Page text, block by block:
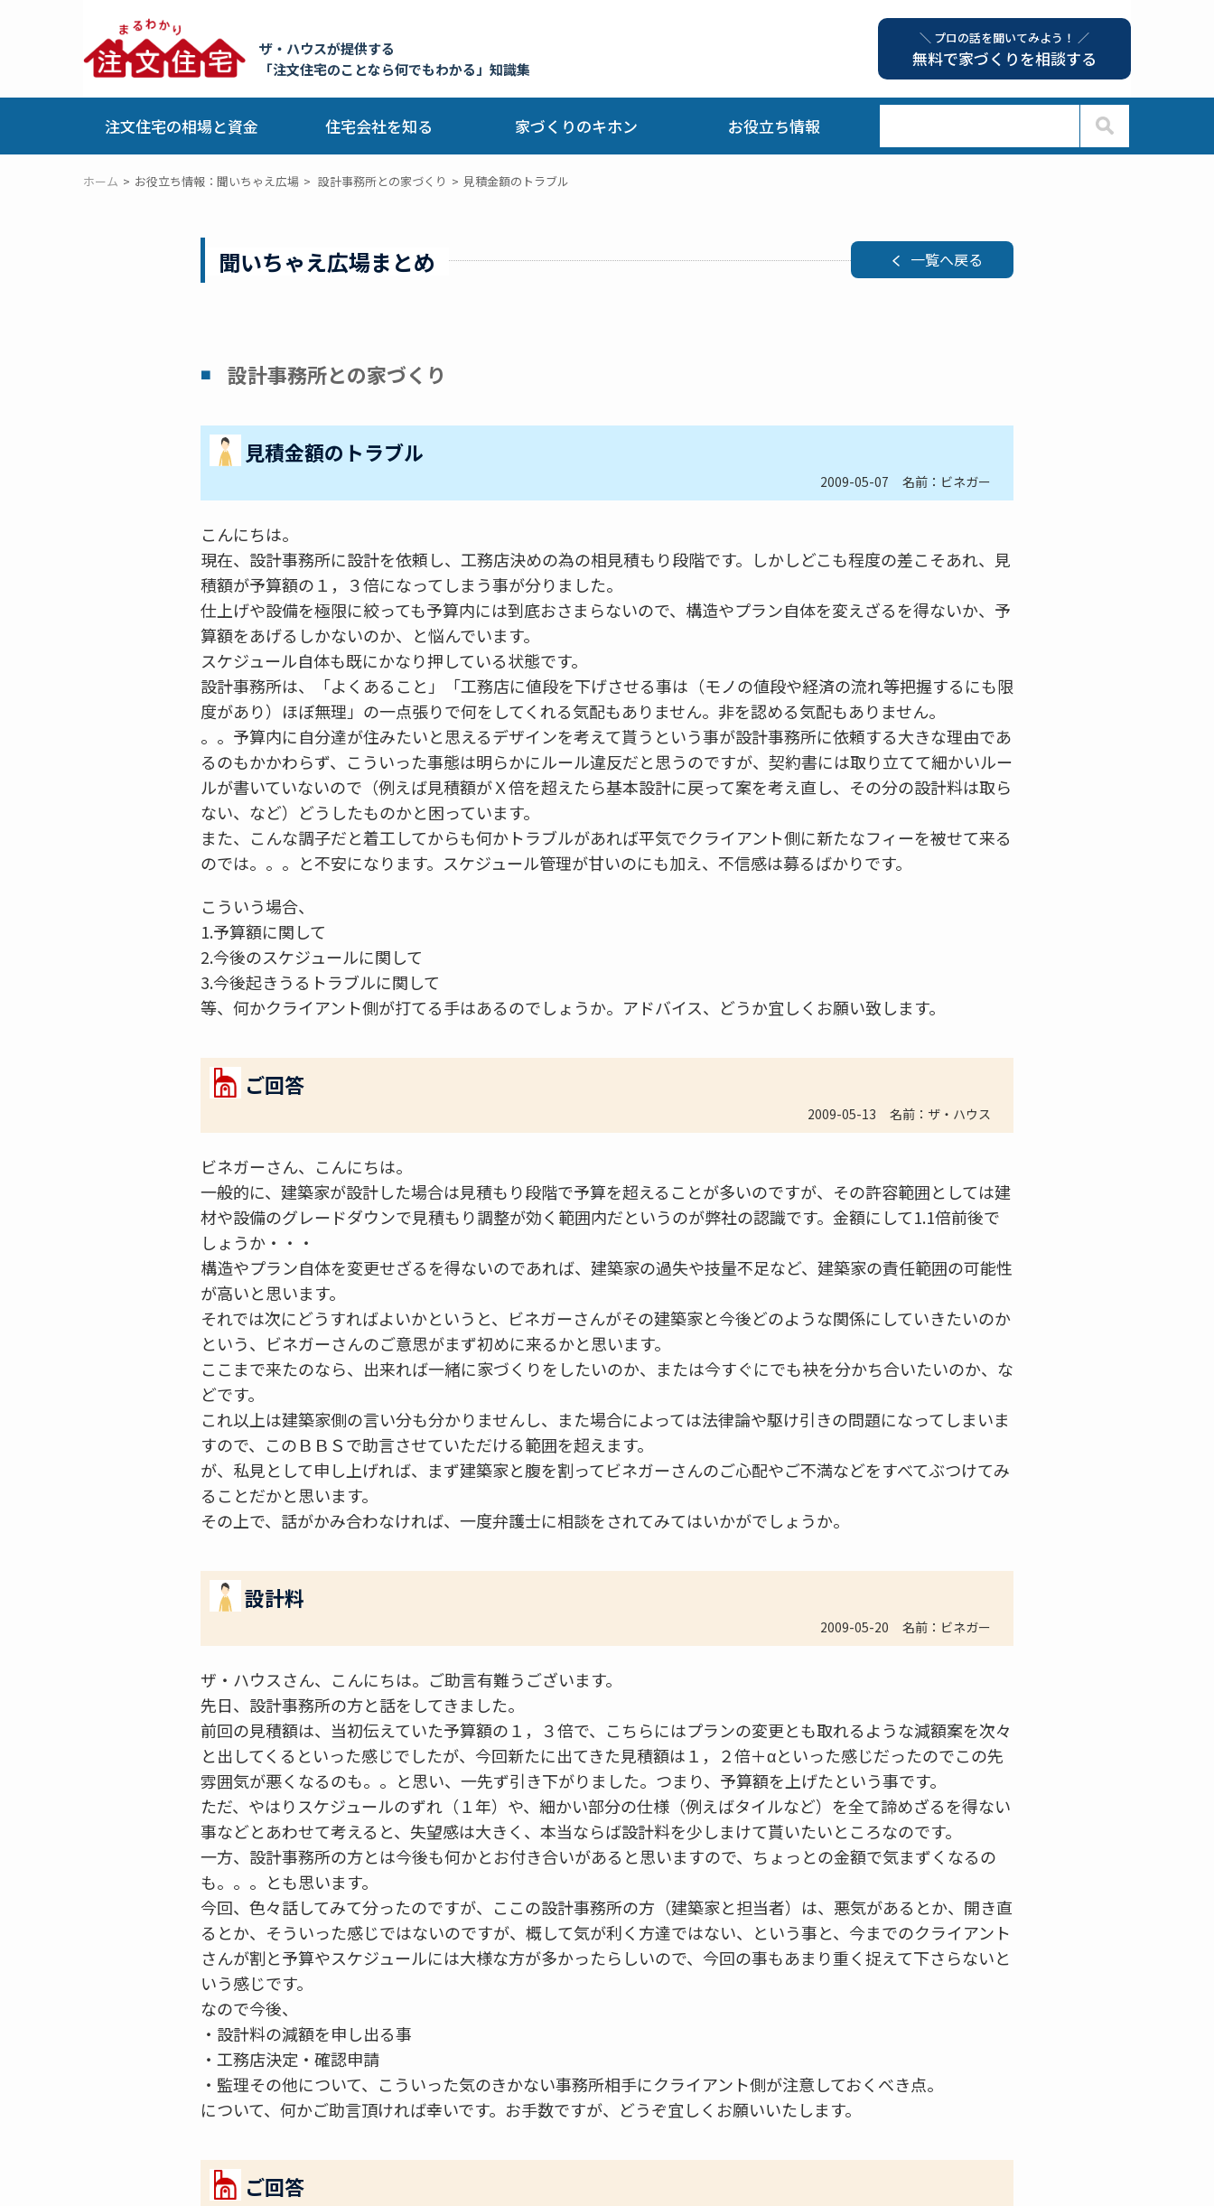
ザ・ハウスが提供する
「注文住宅のことなら何でもわかる」知識集
＼ プロの話を聞いてみよう！ ／
無料で家づくりを相談する
注文住宅の相場と資金 住宅会社を知る 家づくりのキホン お役立ち情報
ホーム お役立ち情報：聞いちゃえ広場 設計事務所との家づくり 見積金額のトラブル
聞いちゃえ広場まとめ 一覧へ戻る
設計事務所との家づくり
見積金額のトラブル
2009-05-07 名前：ビネガー
こんにちは。
現在、設計事務所に設計を依頼し、工務店決めの為の相見積もり段階です。しかしどこも程度の差こそあれ、見
積額が予算額の１，３倍になってしまう事が分りました。
仕上げや設備を極限に絞っても予算内には到底おさまらないので、構造やプラン自体を変えざるを得ないか、予
算額をあげるしかないのか、と悩んでいます。
スケジュール自体も既にかなり押している状態です。
設計事務所は、「よくあること」「工務店に値段を下げさせる事は（モノの値段や経済の流れ等把握するにも限
度があり）ほぼ無理」の一点張りで何をしてくれる気配もありません。非を認める気配もありません。
。。予算内に自分達が住みたいと思えるデザインを考えて貰うという事が設計事務所に依頼する大きな理由であ
るのもかかわらず、こういった事態は明らかにルール違反だと思うのですが、契約書には取り立てて細かいルー
ルが書いていないので（例えば見積額がＸ倍を超えたら基本設計に戻って案を考え直し、その分の設計料は取ら
ない、など）どうしたものかと困っています。
また、こんな調子だと着工してからも何かトラブルがあれば平気でクライアント側に新たなフィーを被せて来る
のでは。。。と不安になります。スケジュール管理が甘いのにも加え、不信感は募るばかりです。
こういう場合、
1.予算額に関して
2.今後のスケジュールに関して
3.今後起きうるトラブルに関して
等、何かクライアント側が打てる手はあるのでしょうか。アドバイス、どうか宜しくお願い致します。
ご回答
2009-05-13 名前：ザ・ハウス
ビネガーさん、こんにちは。
一般的に、建築家が設計した場合は見積もり段階で予算を超えることが多いのですが、その許容範囲としては建
材や設備のグレードダウンで見積もり調整が効く範囲内だというのが弊社の認識です。金額にして1.1倍前後で
しょうか・・・
構造やプラン自体を変更せざるを得ないのであれば、建築家の過失や技量不足など、建築家の責任範囲の可能性
が高いと思います。
それでは次にどうすればよいかというと、ビネガーさんがその建築家と今後どのような関係にしていきたいのか
という、ビネガーさんのご意思がまず初めに来るかと思います。
ここまで来たのなら、出来れば一緒に家づくりをしたいのか、または今すぐにでも袂を分かち合いたいのか、な
どです。
これ以上は建築家側の言い分も分かりませんし、また場合によっては法律論や駆け引きの問題になってしまいま
すので、このＢＢＳで助言させていただける範囲を超えます。
が、私見として申し上げれば、まず建築家と腹を割ってビネガーさんのご心配やご不満などをすべてぶつけてみ
ることだかと思います。
その上で、話がかみ合わなければ、一度弁護士に相談をされてみてはいかがでしょうか。
設計料
2009-05-20 名前：ビネガー
ザ・ハウスさん、こんにちは。ご助言有難うございます。
先日、設計事務所の方と話をしてきました。
前回の見積額は、当初伝えていた予算額の１，３倍で、こちらにはプランの変更とも取れるような減額案を次々
と出してくるといった感じでしたが、今回新たに出てきた見積額は１，２倍＋αといった感じだったのでこの先
雰囲気が悪くなるのも。。と思い、一先ず引き下がりました。つまり、予算額を上げたという事です。
ただ、やはりスケジュールのずれ（１年）や、細かい部分の仕様（例えばタイルなど）を全て諦めざるを得ない
事などとあわせて考えると、失望感は大きく、本当ならば設計料を少しまけて貰いたいところなのです。
一方、設計事務所の方とは今後も何かとお付き合いがあると思いますので、ちょっとの金額で気まずくなるの
も。。。とも思います。
今回、色々話してみて分ったのですが、ここの設計事務所の方（建築家と担当者）は、悪気があるとか、開き直
るとか、そういった感じではないのですが、概して気が利く方達ではない、という事と、今までのクライアント
さんが割と予算やスケジュールには大様な方が多かったらしいので、今回の事もあまり重く捉えて下さらないと
いう感じです。
なので今後、
・設計料の減額を申し出る事
・工務店決定・確認申請
・監理その他について、こういった気のきかない事務所相手にクライアント側が注意しておくべき点。
について、何かご助言頂ければ幸いです。お手数ですが、どうぞ宜しくお願いいたします。
ご回答